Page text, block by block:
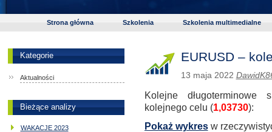
Strona główna Szkolenia Szkolenia multimedialne
Kategorie
Aktualności
Bieżące analizy
WAKACJE 2023
EURUSD –
13 maja 2022
Kolejne
kolejnego celu (1,03730):
Pokaż wykresw